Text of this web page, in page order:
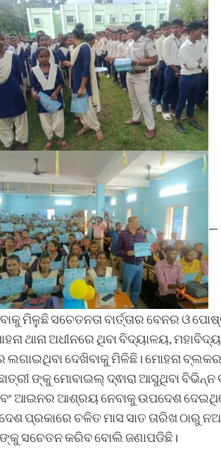
—
ମିଳୁଛି ସଚେତନତା ବାର୍ତ୍ତାର ବେନର ଓ
ଥାନା ଅଧୀନରେ ଥିବା ବିଦ୍ୟାଳୟ,
ଦେଖିବାକୁ ମିଳିଛି। ମୋହନା ବ୍ଲକର
ଙ୍କୁ ମୋବାଇଲ୍ ଦ୍ଵାରା ଆସୁଥିବା ବିଭିନ୍ନ
ଆଇନର ଆଶ୍ରୟ ନେବାକୁ ଉପଦେଶ
ପ୍ରକାରେ ଚଳିତ ମାସ ସାତ ତାରିଖ ଠାରୁ
ସଚେତନ କରିବ ବୋଲି ଜଣାପଡିଛି।